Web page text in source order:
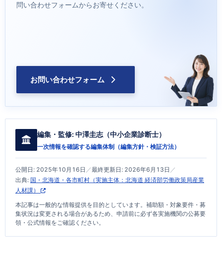
問い合わせフォームからお寄せください。
お問い合わせフォーム
編集・監修:中澤圭志 （中小企業診断士）
一次情報を確認する編集体制（編集方針・検証方法）
公開日: 2025年10月16日 ／最終更新日: 2026年6月13日 ／
出典: 国・北海道・各市町村（実施主体：北海道 経済部労働政策局産業
人材課）
本記事は一般的な情報提供を目的としています。補助額・対象要件・募
集状況は変更される場合があるため、申請前に必ず各実施機関の公募要
領・公式情報をご確認ください。